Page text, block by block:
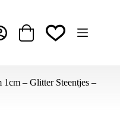
Winkelwagen
1cm – Glitter Steentjes –